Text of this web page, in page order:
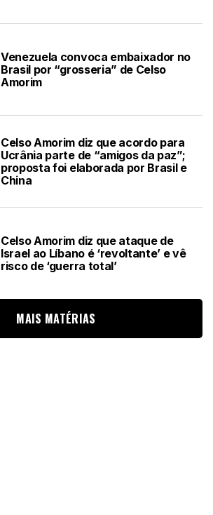
Venezuela convoca embaixador no
Brasil por “grosseria” de Celso
Amorim
Celso Amorim diz que acordo para
Ucrânia parte de “amigos da paz”;
proposta foi elaborada por Brasil e
China
Celso Amorim diz que ataque de
Israel ao Líbano é ‘revoltante’ e vê
risco de ‘guerra total’
MAIS MATÉRIAS